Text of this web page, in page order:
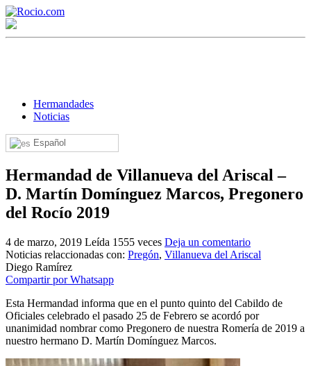
Hermandades
Noticias
Español
Hermandad de Villanueva del Ariscal –
D. Martín Domínguez Marcos, Pregonero
del Rocío 2019
4 de marzo, 2019 Leída 1555 veces Deja un comentario
Noticias relaccionadas con: Pregón, Villanueva del Ariscal
Diego Ramírez
Compartir por Whatsapp
Esta Hermandad informa que en el punto quinto del Cabildo de
Oficiales celebrado el pasado 25 de Febrero se acordó por
unanimidad nombrar como Pregonero de nuestra Romería de 2019 a
nuestro hermano D. Martín Domínguez Marcos.
¡Bienvenido! Soy el asistente virtual de rocio.com.
¿En qué puedo ayudarte?
¿Cuándo es la romería del Rocío?
¿Cuántas hermandades participan en la romería?
¿Cuándo se construyó la primera ermita?
El traslado cada siete años
¿Cuales son los actos principales que se celebran en el
Rocío?